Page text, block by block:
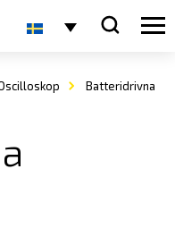
Batteridrivna